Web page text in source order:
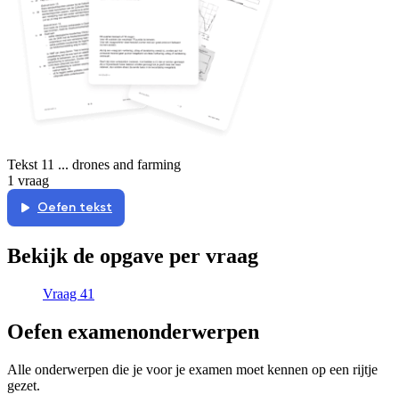
Tekst 11 ... drones and farming
1 vraag
Oefen tekst
Bekijk de opgave per vraag
Vraag 41
Oefen examenonderwerpen
Alle onderwerpen die je voor je examen moet kennen op een rijtje
gezet.